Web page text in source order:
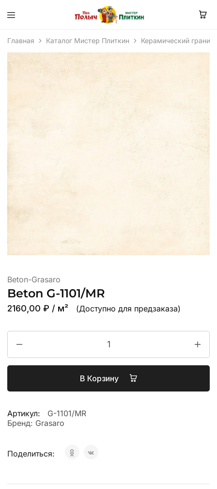
Главная Каталог Мистер Плиткин Керамический гранит
Beton-Grasaro
Beton G-1101/MR
2160,00 ₽ / м² (Доступно для предзаказа)
В Корзину
Артикул:
G-1101/MR
Бренд: Grasaro
Поделиться: